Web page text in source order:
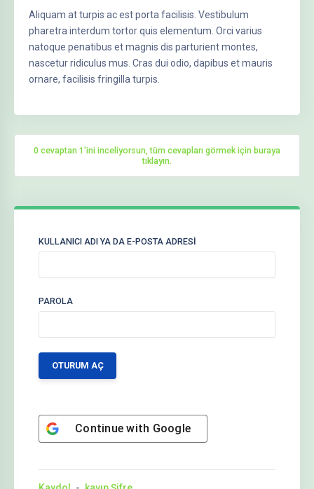
Aliquam at turpis ac est porta facilisis. Vestibulum
pharetra interdum tortor quis elementum. Orci varius
natoque penatibus et magnis dis parturient montes,
nascetur ridiculus mus. Cras dui odio, dapibus et mauris
ornare, facilisis fringilla turpis.
0 cevaptan 1'ini inceliyorsun, tüm cevapları görmek için buraya
tıklayın.
KULLANICI ADI YA DA E-POSTA ADRESI
PAROLA
Continue with Google